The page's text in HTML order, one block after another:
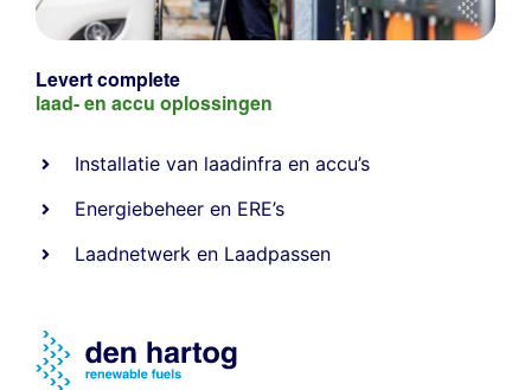
Levert complete
laad- en accu oplossingen
Installatie van laadinfra en accu’s
Energiebeheer en ERE’s
Laadnetwerk en Laadpassen